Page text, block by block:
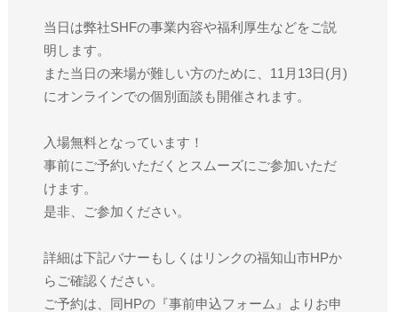
当日は弊社SHFの事業内容や福利厚生などをご説
明します。
また当日の来場が難しい方のために、11月13日(月)
にオンラインでの個別面談も開催されます。
入場無料となっています！
事前にご予約いただくとスムーズにご参加いただ
けます。
是非、ご参加ください。
詳細は下記バナーもしくはリンクの福知山市HPか
らご確認ください。
ご予約は、同HPの『事前申込フォーム』よりお申